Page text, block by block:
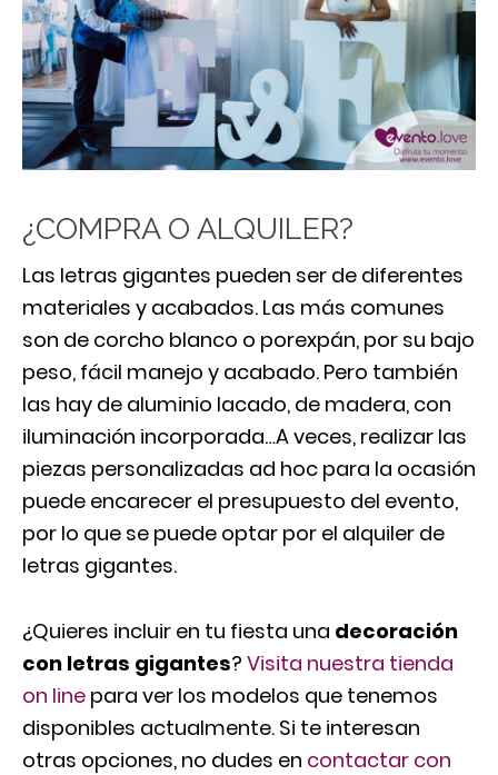
¿COMPRA O ALQUILER?
Las letras gigantes pueden ser de diferentes
materiales y acabados. Las más comunes
son de corcho blanco o porexpán, por su bajo
peso, fácil manejo y acabado. Pero también
las hay de aluminio lacado, de madera, con
iluminación incorporada…A veces, realizar las
piezas personalizadas ad hoc para la ocasión
puede encarecer el presupuesto del evento,
por lo que se puede optar por el alquiler de
letras gigantes.
¿Quieres incluir en tu fiesta una decoración
con letras gigantes? Visita nuestra tienda
on line para ver los modelos que tenemos
disponibles actualmente. Si te interesan
otras opciones, no dudes en contactar con